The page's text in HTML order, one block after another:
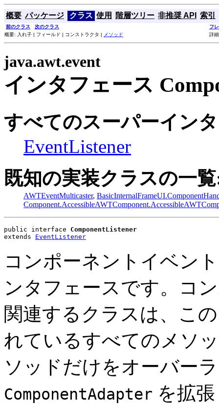
概要 パッケージ クラス 使用 階層ツリー 非推奨 API 索引
前のクラス 次のクラス
フ
概要: 入れ子 | フィールド | コンストラクタ |
メソッド 詳
java.awt.event
インタフェース
すべてのスーパーイン
EventListener
既知の実装クラスの一
AWTEventMulticaster,
public interface ComponentListener
extends EventListener
コンポーネントイベン
ンタフェースです。コ
関連するクラスは、こ
れているすべてのメソ
ソッドだけをオーバー
ComponentAdapter を拡